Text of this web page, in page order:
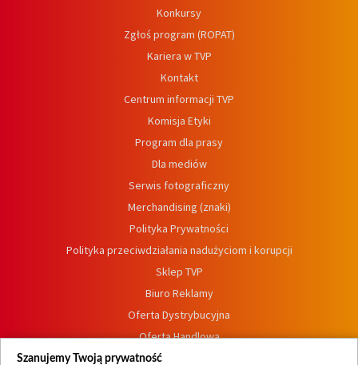
Konkursy
Zgłoś program (ROPAT)
Kariera w TVP
Kontakt
Centrum informacji TVP
Komisja Etyki
Program dla prasy
Dla mediów
Serwis fotograficzny
Merchandising (znaki)
Polityka Prywatności
Polityka przeciwdziałania nadużyciom i korupcji
Sklep TVP
Biuro Reklamy
Oferta Dystrybucyjna
Oferta Handlowa
Dostępność
Szanujemy Twoją prywatność